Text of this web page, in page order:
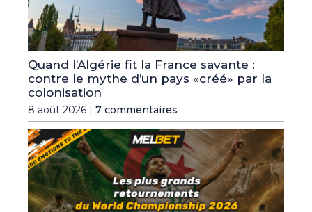
Quand l’Algérie fit la France savante :
contre le mythe d’un pays «créé» par la
colonisation
8 août 2026 | 7 commentaires